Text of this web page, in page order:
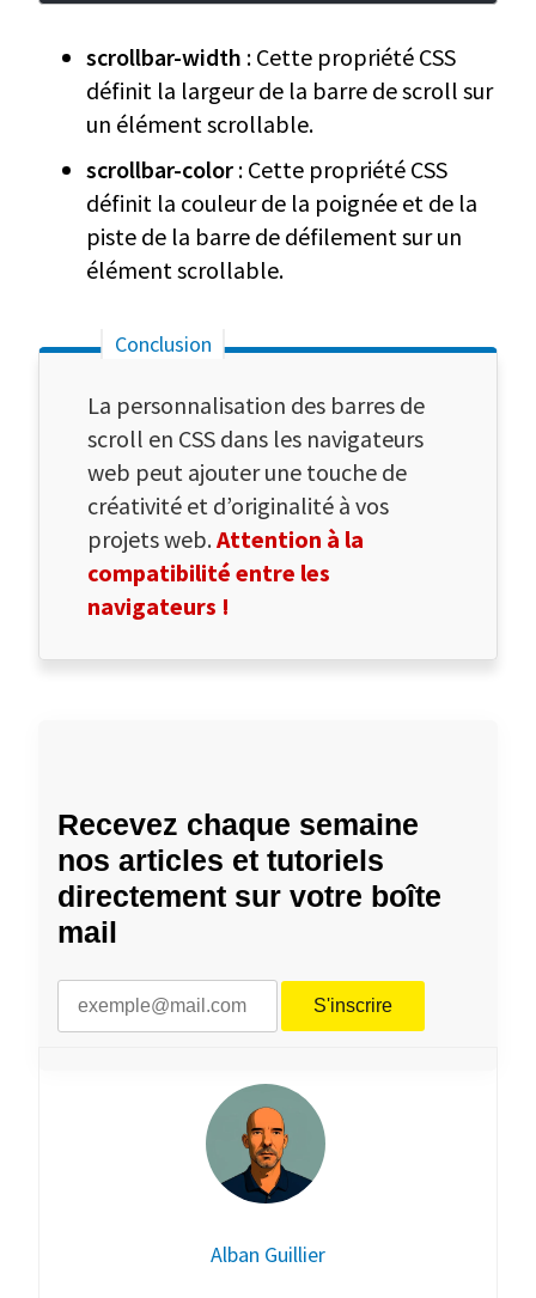
scrollbar-width : Cette propriété CSS
définit la largeur de la barre de scroll sur
un élément scrollable.
scrollbar-color : Cette propriété CSS
définit la couleur de la poignée et de la
piste de la barre de défilement sur un
élément scrollable.
La personnalisation des barres de
scroll en CSS dans les navigateurs
web peut ajouter une touche de
créativité et d’originalité à vos
projets web.Attention à la
compatibilité entre les
navigateurs !
Recevez chaque semaine
nos articles et tutoriels
directement sur votre boîte
mail
Alban Guillier